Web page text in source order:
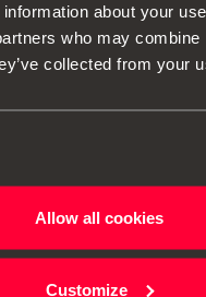
about your
who may
collected from your
Allow all cookies
Customize